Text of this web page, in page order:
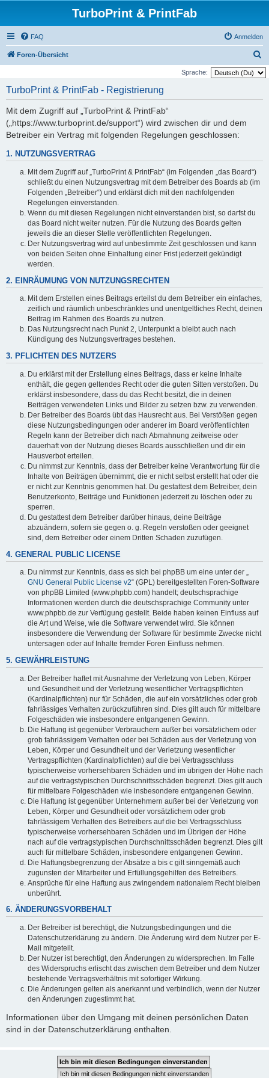
TurboPrint & PrintFab
FAQ Anmelden
Foren-Übersicht
u
Sprache:
TurboPrint & PrintFab - Registrierung
Mit dem Zugriff auf „TurboPrint & PrintFab“
(„https://www.turboprint.de/support“) wird zwischen dir und dem
Betreiber ein Vertrag mit folgenden Regelungen geschlossen:
1. NUTZUNGSVERTRAG
Mit dem Zugriff auf „TurboPrint & PrintFab“ (im Folgenden „das Board“)
schließt du einen Nutzungsvertrag mit dem Betreiber des Boards ab (im
Folgenden „Betreiber“) und erklärst dich mit den nachfolgenden
Regelungen einverstanden.
Wenn du mit diesen Regelungen nicht einverstanden bist, so darfst du
das Board nicht weiter nutzen. Für die Nutzung des Boards gelten
jeweils die an dieser Stelle veröffentlichten Regelungen.
Der Nutzungsvertrag wird auf unbestimmte Zeit geschlossen und kann
von beiden Seiten ohne Einhaltung einer Frist jederzeit gekündigt
werden.
2. EINRÄUMUNG VON NUTZUNGSRECHTEN
Mit dem Erstellen eines Beitrags erteilst du dem Betreiber ein einfaches,
zeitlich und räumlich unbeschränktes und unentgeltliches Recht, deinen
Beitrag im Rahmen des Boards zu nutzen.
Das Nutzungsrecht nach Punkt 2, Unterpunkt a bleibt auch nach
Kündigung des Nutzungsvertrages bestehen.
3. PFLICHTEN DES NUTZERS
Du erklärst mit der Erstellung eines Beitrags, dass er keine Inhalte
enthält, die gegen geltendes Recht oder die guten Sitten verstoßen. Du
erklärst insbesondere, dass du das Recht besitzt, die in deinen
Beiträgen verwendeten Links und Bilder zu setzen bzw. zu verwenden.
Der Betreiber des Boards übt das Hausrecht aus. Bei Verstößen gegen
diese Nutzungsbedingungen oder anderer im Board veröffentlichten
Regeln kann der Betreiber dich nach Abmahnung zeitweise oder
dauerhaft von der Nutzung dieses Boards ausschließen und dir ein
Hausverbot erteilen.
Du nimmst zur Kenntnis, dass der Betreiber keine Verantwortung für die
Inhalte von Beiträgen übernimmt, die er nicht selbst erstellt hat oder die
er nicht zur Kenntnis genommen hat. Du gestattest dem Betreiber, dein
Benutzerkonto, Beiträge und Funktionen jederzeit zu löschen oder zu
sperren.
Du gestattest dem Betreiber darüber hinaus, deine Beiträge
abzuändern, sofern sie gegen o. g. Regeln verstoßen oder geeignet
sind, dem Betreiber oder einem Dritten Schaden zuzufügen.
4. GENERAL PUBLIC LICENSE
Du nimmst zur Kenntnis, dass es sich bei phpBB um eine unter der „
GNU General Public License v2“ (GPL) bereitgestellten Foren-Software
von phpBB Limited (www.phpbb.com) handelt; deutschsprachige
Informationen werden durch die deutschsprachige Community unter
www.phpbb.de zur Verfügung gestellt. Beide haben keinen Einfluss auf
die Art und Weise, wie die Software verwendet wird. Sie können
insbesondere die Verwendung der Software für bestimmte Zwecke nicht
untersagen oder auf Inhalte fremder Foren Einfluss nehmen.
5. GEWÄHRLEISTUNG
Der Betreiber haftet mit Ausnahme der Verletzung von Leben, Körper
und Gesundheit und der Verletzung wesentlicher Vertragspflichten
(Kardinalpflichten) nur für Schäden, die auf ein vorsätzliches oder grob
fahrlässiges Verhalten zurückzuführen sind. Dies gilt auch für mittelbare
Folgeschäden wie insbesondere entgangenen Gewinn.
Die Haftung ist gegenüber Verbrauchern außer bei vorsätzlichem oder
grob fahrlässigem Verhalten oder bei Schäden aus der Verletzung von
Leben, Körper und Gesundheit und der Verletzung wesentlicher
Vertragspflichten (Kardinalpflichten) auf die bei Vertragsschluss
typischerweise vorhersehbaren Schäden und im übrigen der Höhe nach
auf die vertragstypischen Durchschnittsschäden begrenzt. Dies gilt auch
für mittelbare Folgeschäden wie insbesondere entgangenen Gewinn.
Die Haftung ist gegenüber Unternehmern außer bei der Verletzung von
Leben, Körper und Gesundheit oder vorsätzlichem oder grob
fahrlässigem Verhalten des Betreibers auf die bei Vertragsschluss
typischerweise vorhersehbaren Schäden und im Übrigen der Höhe
nach auf die vertragstypischen Durchschnittsschäden begrenzt. Dies gilt
auch für mittelbare Schäden, insbesondere entgangenen Gewinn.
Die Haftungsbegrenzung der Absätze a bis c gilt sinngemäß auch
zugunsten der Mitarbeiter und Erfüllungsgehilfen des Betreibers.
Ansprüche für eine Haftung aus zwingendem nationalem Recht bleiben
unberührt.
6. ÄNDERUNGSVORBEHALT
Der Betreiber ist berechtigt, die Nutzungsbedingungen und die
Datenschutzerklärung zu ändern. Die Änderung wird dem Nutzer per E-
Mail mitgeteilt.
Der Nutzer ist berechtigt, den Änderungen zu widersprechen. Im Falle
des Widerspruchs erlischt das zwischen dem Betreiber und dem Nutzer
bestehende Vertragsverhältnis mit sofortiger Wirkung.
Die Änderungen gelten als anerkannt und verbindlich, wenn der Nutzer
den Änderungen zugestimmt hat.
Informationen über den Umgang mit deinen persönlichen Daten
sind in der Datenschutzerklärung enthalten.